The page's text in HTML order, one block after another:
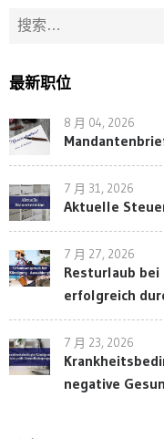
搜索：
最新职位
8 月 04, 2026
7 月 31, 2026
Aktuelle
7 月 27, 2026
Resturlaub bei
erfolgreich
7 月 23, 2026
negative